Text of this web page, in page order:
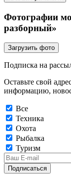
Фотографии
разборный»
Загрузить фото
Подписка на
Оставьте свой
информацию,
Все
Техника
Охота
Рыбалка
Туризм
Подписаться